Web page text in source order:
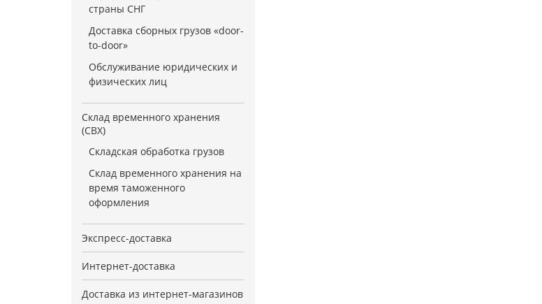
страны СНГ
Доставка сборных грузов «door-
to-door»
Обслуживание юридических и
физических лиц
Склад временного хранения
(СВХ)
Складская обработка грузов
Склад временного хранения на
время таможенного
оформления
Экспресс-доставка
Интернет-доставка
Доставка из интернет-магазинов